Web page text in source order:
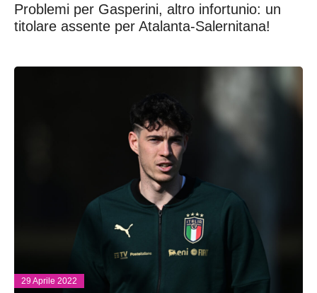
Problemi per Gasperini, altro infortunio: un
titolare assente per Atalanta-Salernitana!
29 Aprile 2022